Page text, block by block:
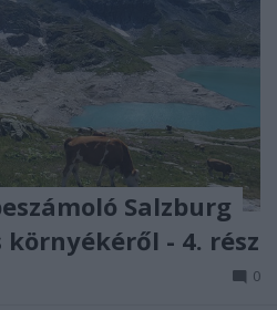
Salzburg
- 4. rész
0